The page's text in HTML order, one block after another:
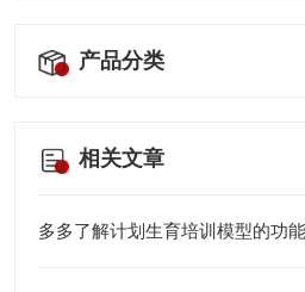
产品分类
相关文章